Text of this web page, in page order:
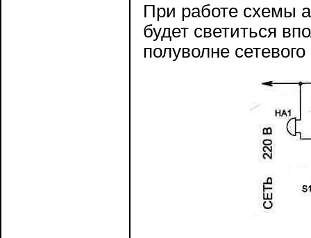
При работе схемы
будет светиться
полуволне сетевого